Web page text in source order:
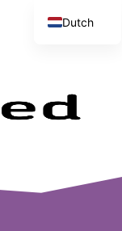
Dutch